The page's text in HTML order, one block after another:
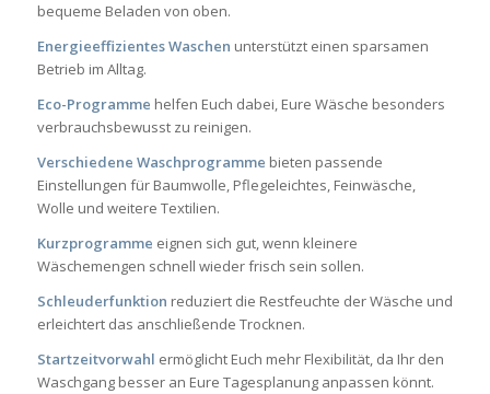
bequeme Beladen von oben.
Energieeffizientes Waschen unterstützt einen sparsamen
Betrieb im Alltag.
Eco-Programme helfen Euch dabei, Eure Wäsche besonders
verbrauchsbewusst zu reinigen.
Verschiedene Waschprogramme bieten passende
Einstellungen für Baumwolle, Pflegeleichtes, Feinwäsche,
Wolle und weitere Textilien.
Kurzprogramme eignen sich gut, wenn kleinere
Wäschemengen schnell wieder frisch sein sollen.
Schleuderfunktion reduziert die Restfeuchte der Wäsche und
erleichtert das anschließende Trocknen.
Startzeitvorwahl ermöglicht Euch mehr Flexibilität, da Ihr den
Waschgang besser an Eure Tagesplanung anpassen könnt.